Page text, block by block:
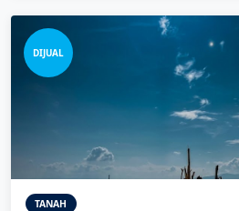
DIJUAL
TANAH